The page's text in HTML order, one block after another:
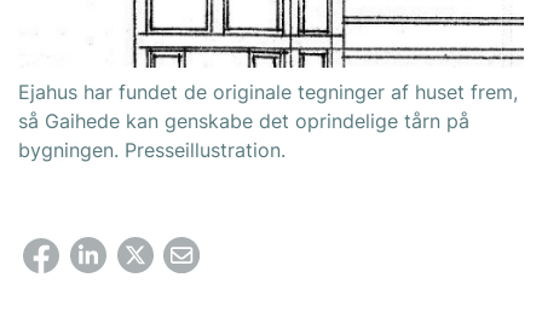
Ejahus har fundet de originale tegninger af huset frem,
så Gaihede kan genskabe det oprindelige tårn på
bygningen. Presseillustration.